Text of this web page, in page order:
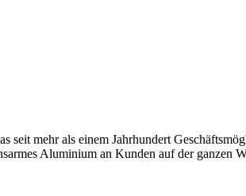
mehr als einem Jahrhundert
Aluminium an Kunden auf der ganzen